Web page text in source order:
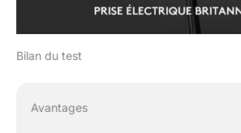
Bilan du test
Avantages